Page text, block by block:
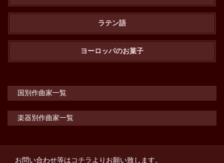
ラテン語
ヨーロッパのお菓子
国別作曲家一覧
楽器別作曲家一覧
お問い合わせ等はコチラよりお願い致します。